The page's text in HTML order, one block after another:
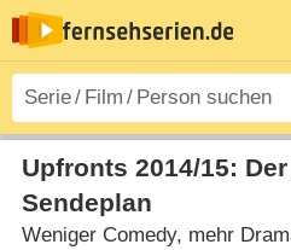
Upfronts 2014/​15:
Sendeplan
Weniger Comedy, mehr